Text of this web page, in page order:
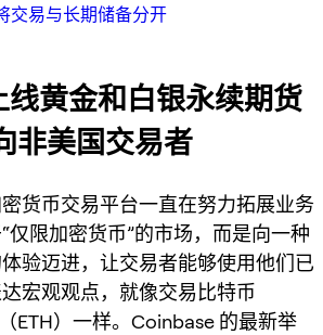
交易与长期储备分开
黄金和白银永续期货
美国交易者
货币交易平台一直在努力拓展业务
仅限加密货币”的市场，而是向一种
验迈进，让交易者能够使用他们已
宏观观点，就像交易比特币
ETH）一样。Coinbase 的最新举